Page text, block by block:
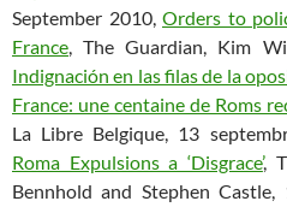
September 2010, Orders to
France, The Guardian, Kim
Indignación en las filas de la
France: une centaine de Roms
La Libre Belgique, 13
Roma Expulsions a ‘Disgrace’,
Bennhold and Stephen Castle,